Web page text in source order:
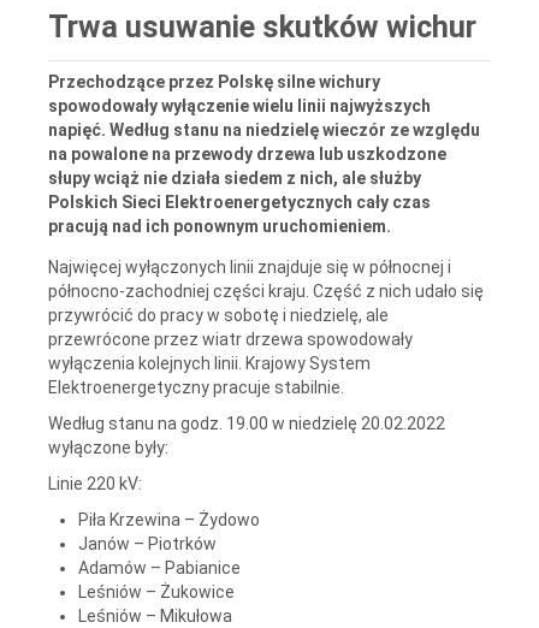
Trwa usuwanie skutków wichur
Przechodzące przez Polskę silne wichury
spowodowały wyłączenie wielu linii najwyższych
napięć. Według stanu na niedzielę wieczór ze względu
na powalone na przewody drzewa lub uszkodzone
słupy wciąż nie działa siedem z nich, ale służby
Polskich Sieci Elektroenergetycznych cały czas
pracują nad ich ponownym uruchomieniem.
Najwięcej wyłączonych linii znajduje się w północnej i
północno-zachodniej części kraju. Część z nich udało się
przywrócić do pracy w sobotę i niedzielę, ale
przewrócone przez wiatr drzewa spowodowały
wyłączenia kolejnych linii. Krajowy System
Elektroenergetyczny pracuje stabilnie.
Według stanu na godz. 19.00 w niedzielę 20.02.2022
wyłączone były:
Linie 220 kV:
Piła Krzewina – Żydowo
Janów – Piotrków
Adamów – Pabianice
Leśniów – Żukowice
Leśniów – Mikułowa